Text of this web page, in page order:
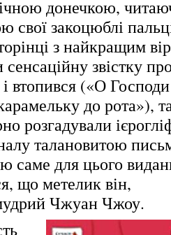
донечкою,
свої закоцюблі
з найкращим
звістку
і втопився («О
до рота»),
розгадували
талановитою
для цього
що метелик він,
Чжуан Чжоу.